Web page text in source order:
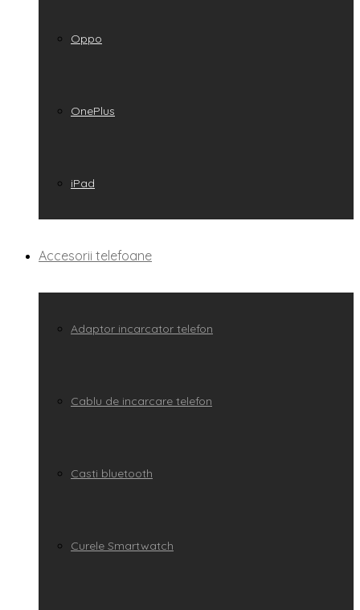
Oppo
OnePlus
iPad
Accesorii telefoane
Adaptor incarcator telefon
Cablu de incarcare telefon
Casti bluetooth
Curele Smartwatch